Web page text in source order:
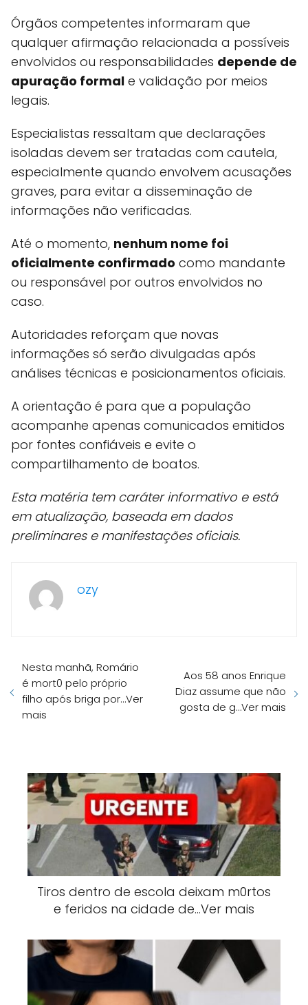
Órgãos competentes informaram que
qualquer afirmação relacionada a possíveis
envolvidos ou responsabilidades depende de
apuração formal e validação por meios
legais.
Especialistas ressaltam que declarações
isoladas devem ser tratadas com cautela,
especialmente quando envolvem acusações
graves, para evitar a disseminação de
informações não verificadas.
Até o momento, nenhum nome foi
oficialmente confirmado como mandante
ou responsável por outros envolvidos no
caso.
Autoridades reforçam que novas
informações só serão divulgadas após
análises técnicas e posicionamentos oficiais.
A orientação é para que a população
acompanhe apenas comunicados emitidos
por fontes confiáveis e evite o
compartilhamento de boatos.
Esta matéria tem caráter informativo e está
em atualização, baseada em dados
preliminares e manifestações oficiais.
ozy
Nesta manhã, Romário
é mort0 pelo próprio
filho após briga por…Ver
mais
Aos 58 anos Enrique
Diaz assume que não
gosta de g…Ver mais
Tiros dentro de escola deixam m0rtos
e feridos na cidade de…Ver mais